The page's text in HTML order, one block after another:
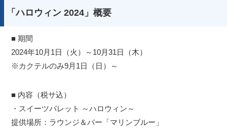
「ハロウィン 2024」概要
■ 期間
2024年10月1日（火）～10月31日（木）
※カクテルのみ9月1日（日）～
■ 内容（税サ込）
・スイーツパレット ～ハロウィン～
提供場所：ラウンジ＆バー「マリンブルー」